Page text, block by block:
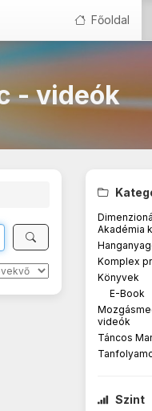
Főoldal
- videók
Akadémia
Komplex
Könyvek
E-Book
videók
Táncos
Szint